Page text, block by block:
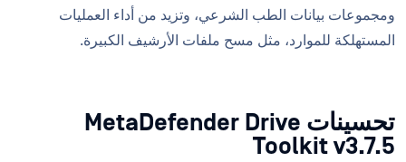
ومجموعات بيانات الطب الشرعي، وتزيد من أداء العمليات
المستهلكة للموارد، مثل مسح ملفات الأرشيف الكبيرة.
تحسينات MetaDefender Drive
Toolkit v3.7.5